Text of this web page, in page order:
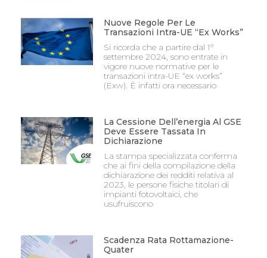
Nuove Regole Per Le
Transazioni Intra-UE “Ex Works”
Si ricorda che a partire dal 1°
settembre 2024, sono entrate in
vigore nuove normative per le
transazioni intra-UE “ex works”
(Exw). È infatti ora necessario
La Cessione Dell’energia Al GSE
Deve Essere Tassata In
Dichiarazione
La stampa specializzata conferma
che ai fini della compilazione della
dichiarazione dei redditi relativa al
2023, le persone fisiche titolari di
impianti fotovoltaici, che
usufruiscono
Scadenza Rata Rottamazione-
Quater